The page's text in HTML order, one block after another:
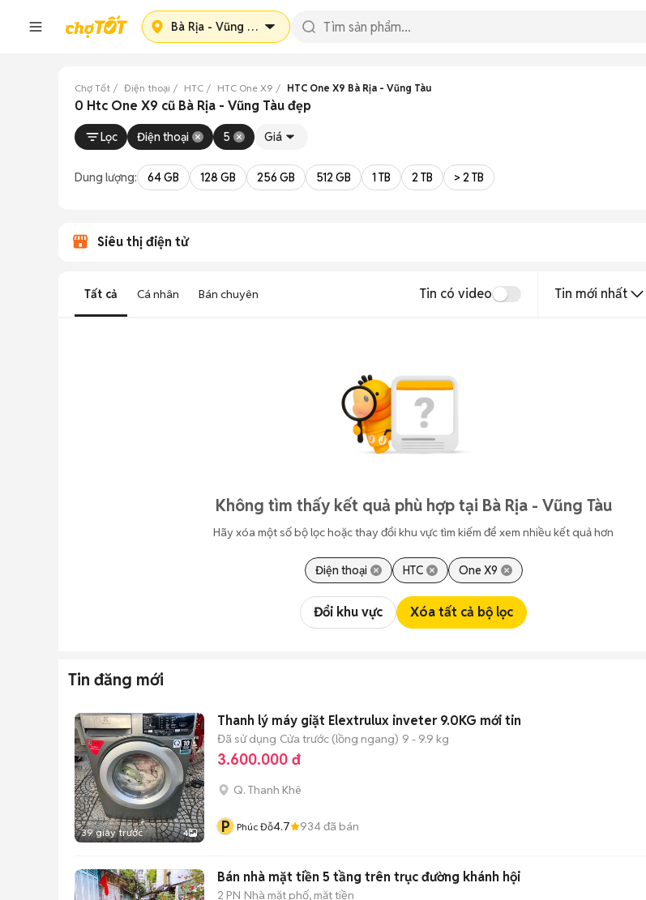
Bà Rịa - Vũng Tàu
Chợ Tốt Điện thoại HTC HTC One X9 HTC One X9 Bà Rịa - Vũng Tàu
0 Htc One X9 cũ Bà Rịa - Vũng Tàu đẹp
Lọc Điện thoại 5 Giá
Dung lượng: 64 GB 128 GB 256 GB 512 GB 1 TB 2 TB > 2 TB
Siêu thị điện tử
Tất cả Cá nhân Bán chuyên Tin có video Tin mới nhất
Không tìm thấy kết quả phù hợp tại Bà Rịa - Vũng Tàu
Hãy xóa một số bộ lọc hoặc thay đổi khu vực tìm kiếm để xem nhiều kết quả hơn
Điện thoại HTC One X9
Đổi khu vực Xóa tất cả bộ lọc
Tin đăng mới
39 giây trước 4
Thanh lý máy giặt Elextrulux inveter 9.0KG mới tin
Đã sử dụng Cửa trước (lồng ngang) 9 - 9.9 kg
3.600.000 đ
Q. Thanh Khê
P Phúc Đỗ4.7 934đã bán
Bán nhà mặt tiền 5 tầng trên trục đường khánh hội
2 PN Nhà mặt phố, mặt tiền